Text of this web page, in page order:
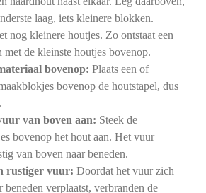
laag, iets kleinere blokken.
nog kleinere houtjes. Zo ontstaat een
met de kleinste houtjes bovenop.
bovenop: Plaats een of
bovenop de houtstapel, dus
van boven aan: Steek de
bovenop het hout aan. Het vuur
van boven naar beneden.
rustiger vuur: Doordat het vuur zich
beneden verplaatst, verbranden de